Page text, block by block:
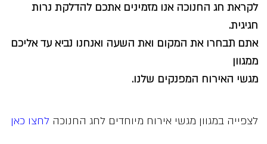
לקראת חג החנוכה אנו מזמינים אתכם להדלקת נרות
חגיגית.
אתם תבחרו את המקום ואת השעה ואנחנו נביא עד אליכם
ממגוון
מגשי האירוח המפנקים שלנו.
לצפייה במגוון מגשי אירוח מיוחדים לחג החנוכה לחצו כאן